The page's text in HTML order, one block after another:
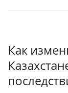
Как